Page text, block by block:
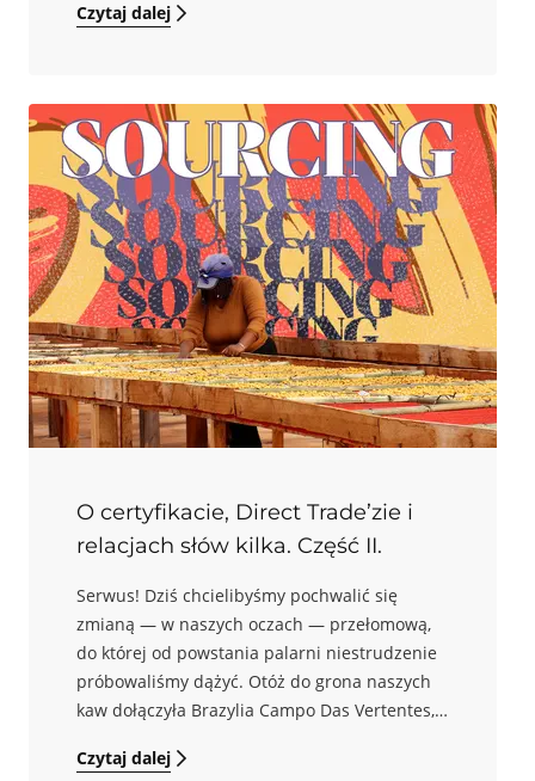
z gatunku mało efektownych, ale bardzo
powstały we współpracy z lokalnym dostawcą.
Co udało się nam osiągnąć?
Czytaj dalej
O certyfikacie, Direct Trade’zie i
relacjach słów kilka. Część II.
Serwus! Dziś chcielibyśmy pochwalić się
zmianą — w naszych oczach — przełomową,
do której od powstania palarni niestrudzenie
próbowaliśmy dążyć. Otóż do grona naszych
kaw dołączyła Brazylia Campo Das Vertentes,
dotychczasową Brazylię Santos Colibri. Jest to
Czytaj dalej